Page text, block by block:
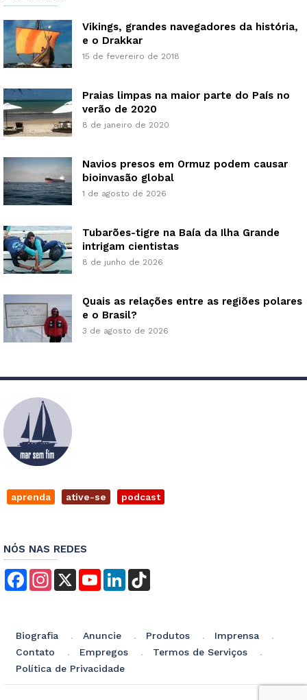
Vikings, grandes navegadores da história,
e o Drakkar
15 de fevereiro de 2018
Praias limpas na maior parte do País no
verão de 2020
8 de janeiro de 2020
Navios presos em Ormuz podem causar
bioinvasão global
1 de agosto de 2026
Tubarões-tigre na Baía da Ilha Grande
intrigam cientistas
8 de junho de 2026
Quais as relações entre as regiões polares
e o Brasil?
3 de agosto de 2026
aprenda ative-se podcast
NÓS NAS REDES
FacebookInstagram
X YouTubeLinkedIn
Biografia Anuncie Produtos
Imprensa
Contato
Empregos
Termos de Serviços
Política de Privacidade